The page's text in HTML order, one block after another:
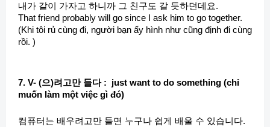
내가 같이 가자고 하니까 그 친구도 갈 듯하던데요.
That friend probably will go since I ask him to go together.
(Khi tôi rủ cùng đi, người bạn ấy hình như cũng định đi cùng
rồi. )
7. V- (으)려고만 들다 : just want to do something (chỉ
muốn làm một việc gì đó)
컴퓨터는 배우려고만 들면 누구나 쉽게 배울 수 있습니다.